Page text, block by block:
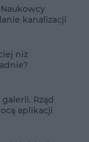
kanalizacji
niż
Rząd
aplikacji